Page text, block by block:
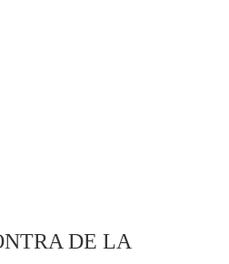
DE LA